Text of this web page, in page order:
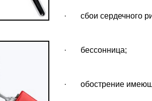
· сбои сердечного
· бессонница;
· обострение